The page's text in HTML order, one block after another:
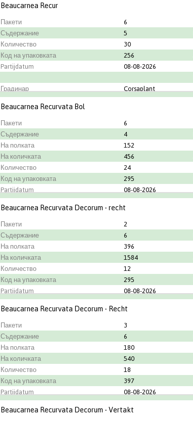
Beaucarnea Recur
Пакети 6
Съдержание
5
Количество
30
Код на упаковката
256
Partijdatum
08-08-2026
Градинар
Corsaplant
Beaucarnea Recurvata Bol
Пакети 6
Съдержание
4
На полката
152
На количката
456
Количество
24
Код на упаковката
295
Partijdatum
08-08-2026
Градинар
Kwekerij Duijn-Hove BV
Beaucarnea Recurvata Decorum - recht
Пакети 2
Съдержание
6
На полката
396
На количката
1584
Количество
12
Код на упаковката
295
Partijdatum
08-08-2026
Градинар
Kwekerij Duijn-Hove BV
Beaucarnea Recurvata Decorum - Recht
Пакети 3
Съдержание
6
На полката
180
На количката
540
Количество
18
Код на упаковката
397
Partijdatum
08-08-2026
Градинар
Kwekerij Duijn-Hove BV
Beaucarnea Recurvata Decorum - Vertakt